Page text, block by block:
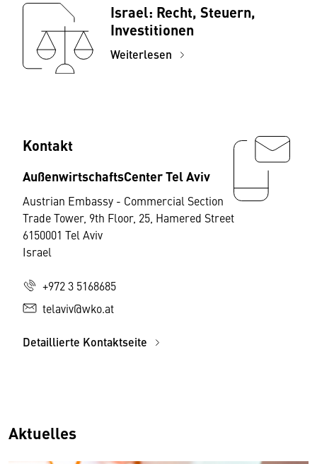
Israel: Recht, Steuern,
Investitionen
Weiterlesen
Kontakt
AußenwirtschaftsCenter Tel Aviv
Austrian Embassy - Commercial Section
Trade Tower, 9th Floor, 25, Hamered Street
6150001 Tel Aviv
Israel
+972 3 5168685
telaviv@wko.at
Detaillierte Kontaktseite
Aktuelles